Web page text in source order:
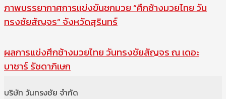
ภาพบรรยากาศการแข่งขันชกมวย “ศึกช้างมวยไทย วัน
ทรงชัยสัญจร” จังหวัดสุรินทร์
ผลการแข่งศึกช้างมวยไทย วันทรงชัยสัญจร ณ เดอะ
บาซาร์ รัชดาภิเษก
บริษัท วันทรงชัย จำกัด